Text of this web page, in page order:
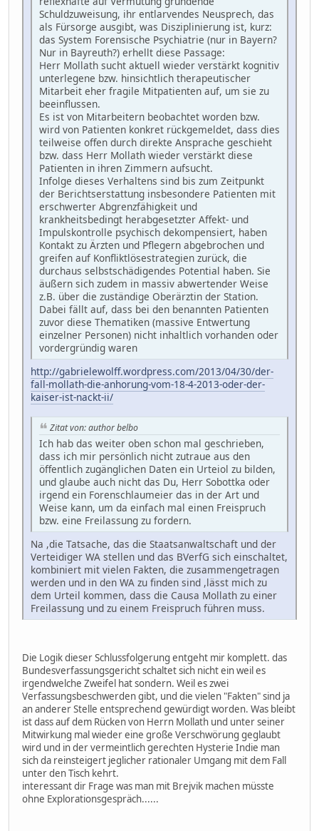
Schuldzuweisung, ihr entlarvendes Neusprech, das
als Fürsorge ausgibt, was Disziplinierung ist, kurz:
das System Forensische Psychiatrie (nur in Bayern?
Nur in Bayreuth?) erhellt diese Passage:
Herr Mollath sucht aktuell wieder verstärkt kognitiv
unterlegene bzw. hinsichtlich therapeutischer
Mitarbeit eher fragile Mitpatienten auf, um sie zu
beeinflussen.
Es ist von Mitarbeitern beobachtet worden bzw.
wird von Patienten konkret rückgemeldet, dass dies
teilweise offen durch direkte Ansprache geschieht
bzw. dass Herr Mollath wieder verstärkt diese
Patienten in ihren Zimmern aufsucht.
Infolge dieses Verhaltens sind bis zum Zeitpunkt
der Berichtserstattung insbesondere Patienten mit
erschwerter Abgrenzfähigkeit und
krankheitsbedingt herabgesetzter Affekt- und
Impulskontrolle psychisch dekompensiert, haben
Kontakt zu Ärzten und Pflegern abgebrochen und
greifen auf Konfliktlösestrategien zurück, die
durchaus selbstschädigendes Potential haben. Sie
äußern sich zudem in massiv abwertender Weise
z.B. über die zuständige Oberärztin der Station.
Dabei fällt auf, dass bei den benannten Patienten
zuvor diese Thematiken (massive Entwertung
einzelner Personen) nicht inhaltlich vorhanden oder
vordergründig waren
http://gabrielewolff.wordpress.com/2013/04/30/der-
fall-mollath-die-anhorung-vom-18-4-2013-oder-der-
kaiser-ist-nackt-ii/
Zitat von: author belbo
Ich hab das weiter oben schon mal geschrieben,
dass ich mir persönlich nicht zutraue aus den
öffentlich zugänglichen Daten ein Urteiol zu bilden,
und glaube auch nicht das Du, Herr Sobottka oder
irgend ein Forenschlaumeier das in der Art und
Weise kann, um da einfach mal einen Freispruch
bzw. eine Freilassung zu fordern.
Na ,die Tatsache, das die Staatsanwaltschaft und der
Verteidiger WA stellen und das BVerfG sich einschaltet,
kombiniert mit vielen Fakten, die zusammengetragen
werden und in den WA zu finden sind ,lässt mich zu
dem Urteil kommen, dass die Causa Mollath zu einer
Freilassung und zu einem Freispruch führen muss.
Die Logik dieser Schlussfolgerung entgeht mir komplett. das
Bundesverfassungsgericht schaltet sich nicht ein weil es
irgendwelche Zweifel hat sondern. Weil es zwei
Verfassungsbeschwerden gibt, und die vielen "Fakten" sind ja
an anderer Stelle entsprechend gewürdigt worden. Was bleibt
ist dass auf dem Rücken von Herrn Mollath und unter seiner
Mitwirkung mal wieder eine große Verschwörung geglaubt
wird und in der vermeintlich gerechten Hysterie Indie man
sich da reinsteigert jeglicher rationaler Umgang mit dem Fall
unter den Tisch kehrt.
interessant dir Frage was man mit Brejvik machen müsste
ohne Explorationsgespräch......